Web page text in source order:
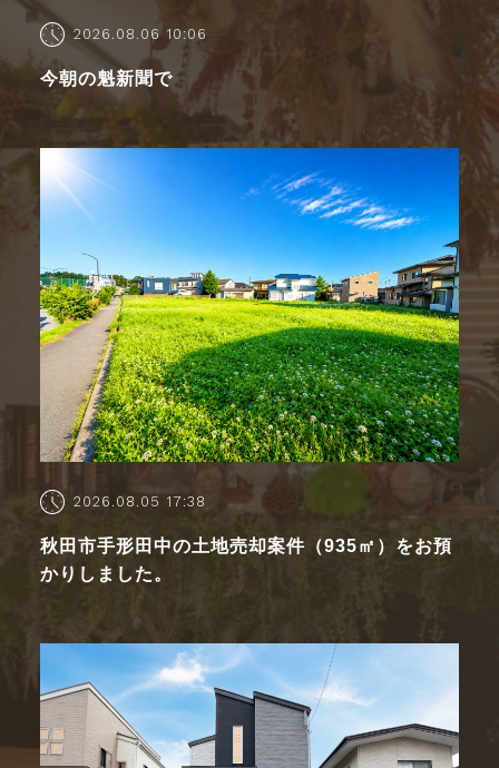
2026.08.06 10:06
今朝の魁新聞で
2026.08.05 17:38
秋田市手形田中の土地売却案件（935㎡）をお預
かりしました。